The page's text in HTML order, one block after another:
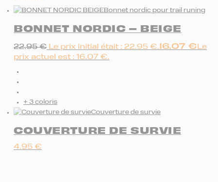
Bonnet nordic pour trail runing
BONNET NORDIC – BEIGE
22.95€ Le prix initial était : 22.95 €.16.07 € Le
prix actuel est : 16.07 €.
+ 3 coloris
Couverture de survie
COUVERTURE DE SURVIE
4.95 €